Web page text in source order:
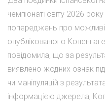
чемпіонаті світу 2026
попереджень про
опублікованого
повідомила, що за
виявлено жодних ознак
чи маніпуляцій з
інформацією джерела,